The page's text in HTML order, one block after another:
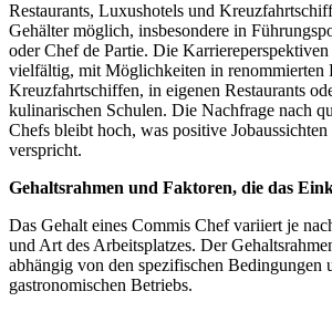
Restaurants, Luxushotels und
Gehälter möglich, insbesondere in
oder Chef de Partie. Die
vielfältig, mit Möglichkeiten in renommierten
Kreuzfahrtschiffen, in eigenen Restaurants
kulinarischen Schulen. Die Nachfrage nach
Chefs bleibt hoch, was positive
verspricht.
Gehaltsrahmen und Faktoren, die das
Das Gehalt eines Commis Chef variiert je
und Art des Arbeitsplatzes. Der
abhängig von den spezifischen Bedingungen
gastronomischen Betriebs.